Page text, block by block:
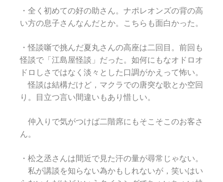
・全く初めての好の助さん。ナポレオンズの背の高
い方の息子さんなんだとか。こちらも面白かった。
・怪談噺で挑んだ夏丸さんの高座は二回目。前回も
怪談で「江島屋怪談」だった。如何にもなオドロオ
ドロしさではなく淡々とした口調がかえって怖い。
怪談は結構だけど，マクラでの唐突な歌とか空回
り。目立つ言い間違いもあり惜しい。
仲入りで気がつけば二階席にもそこそこのお客さ
ん。
・松之丞さんは間近で見た汗の量が尋常じゃない。
私が講談を知らない為かもしれないが，笑いはい